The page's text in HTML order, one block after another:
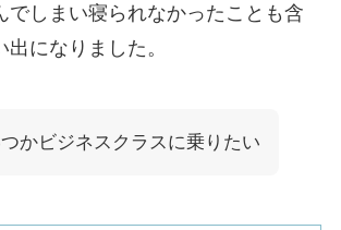
でしまい寝られなかったことも含
になりました。
かビジネスクラスに乗りたい